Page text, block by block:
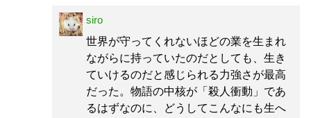
siro
世界が守ってくれないほどの業を生まれ
ながらに持っていたのだとしても、生き
ていけるのだと感じられる力強さが最高
だった。物語の中核が「殺人衝動」であ
るはずなのに、どうしてこんなにも生へ